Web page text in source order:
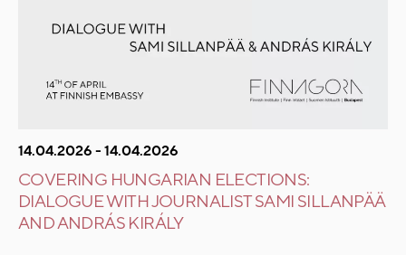
14.04.2026 - 14.04.2026
COVERING HUNGARIAN ELECTIONS:
DIALOGUE WITH JOURNALIST SAMI SILLANPÄÄ
AND ANDRÁS KIRÁLY